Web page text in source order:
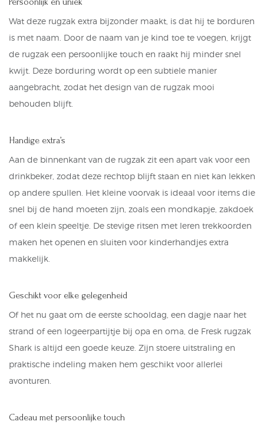
Wat deze rugzak extra bijzonder maakt, is dat hij te borduren
is met naam. Door de naam van je kind toe te voegen, krijgt
de rugzak een persoonlijke touch en raakt hij minder snel
kwijt. Deze borduring wordt op een subtiele manier
aangebracht, zodat het design van de rugzak mooi
behouden blijft.
Handige extra’s
Aan de binnenkant van de rugzak zit een apart vak voor een
drinkbeker, zodat deze rechtop blijft staan en niet kan lekken
op andere spullen. Het kleine voorvak is ideaal voor items die
snel bij de hand moeten zijn, zoals een mondkapje, zakdoek
of een klein speeltje. De stevige ritsen met leren trekkoorden
maken het openen en sluiten voor kinderhandjes extra
makkelijk.
Geschikt voor elke gelegenheid
Of het nu gaat om de eerste schooldag, een dagje naar het
strand of een logeerpartijtje bij opa en oma, de Fresk rugzak
Shark is altijd een goede keuze. Zijn stoere uitstraling en
praktische indeling maken hem geschikt voor allerlei
avonturen.
Cadeau met persoonlijke touch